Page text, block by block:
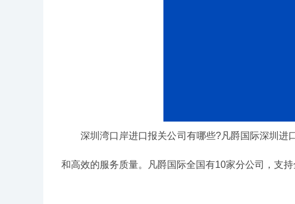
深圳湾口岸进口报关公司有哪些?凡爵国际深圳进
和高效的服务质量。凡爵国际全国有10家分公司，支